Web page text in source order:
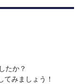
たか？
てみましょう！